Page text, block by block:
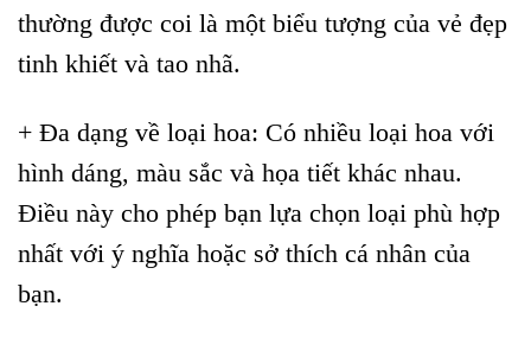
thường được coi là một biểu tượng của vẻ đẹp
tinh khiết và tao nhã.
+ Đa dạng về loại hoa: Có nhiều loại hoa với
hình dáng, màu sắc và họa tiết khác nhau.
Điều này cho phép bạn lựa chọn loại phù hợp
nhất với ý nghĩa hoặc sở thích cá nhân của
bạn.